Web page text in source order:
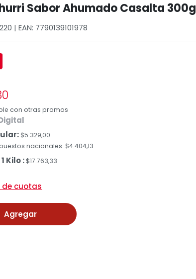
Sabor Ahumado Casalta 300g
| EAN: 7790139101978
con otras promos
$5.329,00
nacionales: $4.404,13
Kilo : $17.763,33
de cuotas
Agregar